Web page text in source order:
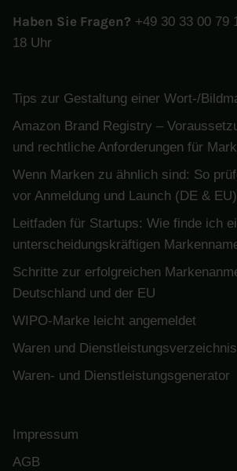
Haben Sie Fragen? +49 30 33 00 79
18 Uhr
Tips zur Gestaltung einer Wort-/
Amazon Brand Registry –
und rechtliche Anforderungen für
Wenn Marken zu ähnlich sind: So
vor Anmeldung und Launch (DE & EU)
Leitfaden für Startups: Wie finde ich
unterscheidungskräftigen
Schritte zur erfolgreichen
Deutschland und der EU
WIPO-Marke leicht angemeldet
Waren und Dienstleistungsverzeichnis
Waren- und Dienstleistungsgenerator
Impressum
AGB